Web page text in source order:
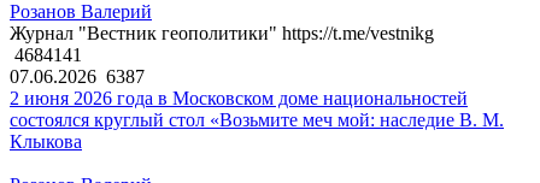
Розанов Валерий
Журнал "Вестник геополитики" https://t.me/vestnikg
4684141
07.06.2026 6387
2 июня 2026 года в Московском доме национальностей
состоялся круглый стол «Возьмите меч мой: наследие В. М.
Клыкова